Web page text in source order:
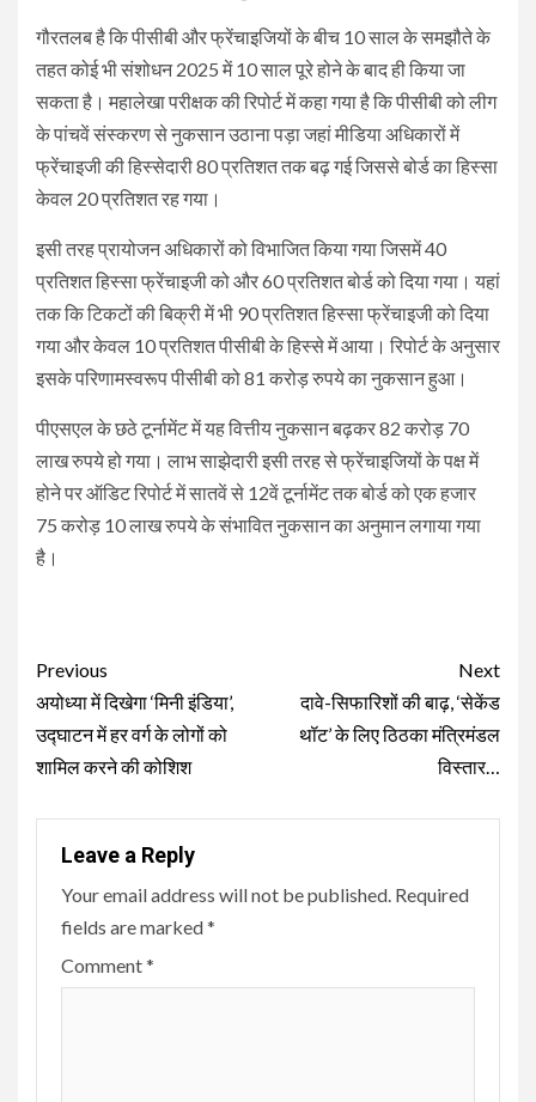
गौरतलब है कि पीसीबी और फ्रेंचाइजियों के बीच 10 साल के समझौते के
तहत कोई भी संशोधन 2025 में 10 साल पूरे होने के बाद ही किया जा
सकता है। महालेखा परीक्षक की रिपोर्ट में कहा गया है कि पीसीबी को लीग
के पांचवें संस्करण से नुकसान उठाना पड़ा जहां मीडिया अधिकारों में
फ्रेंचाइजी की हिस्सेदारी 80 प्रतिशत तक बढ़ गई जिससे बोर्ड का हिस्सा
केवल 20 प्रतिशत रह गया।
इसी तरह प्रायोजन अधिकारों को विभाजित किया गया जिसमें 40
प्रतिशत हिस्सा फ्रेंचाइजी को और 60 प्रतिशत बोर्ड को दिया गया। यहां
तक कि टिकटों की बिक्री में भी 90 प्रतिशत हिस्सा फ्रेंचाइजी को दिया
गया और केवल 10 प्रतिशत पीसीबी के हिस्से में आया। रिपोर्ट के अनुसार
इसके परिणामस्वरूप पीसीबी को 81 करोड़ रुपये का नुकसान हुआ।
पीएसएल के छठे टूर्नामेंट में यह वित्तीय नुकसान बढ़कर 82 करोड़ 70
लाख रुपये हो गया। लाभ साझेदारी इसी तरह से फ्रेंचाइजियों के पक्ष में
होने पर ऑडिट रिपोर्ट में सातवें से 12वें टूर्नामेंट तक बोर्ड को एक हजार
75 करोड़ 10 लाख रुपये के संभावित नुकसान का अनुमान लगाया गया
है।
Continue
Reading
Previous
अयोध्या में दिखेगा ‘मिनी इंडिया’,
उद्घाटन में हर वर्ग के लोगों को
शामिल करने की कोशिश
Next
दावे-सिफारिशों की बाढ़, ‘सेकेंड
थॉट’ के लिए ठिठका मंत्रिमंडल
विस्तार…
Leave a Reply
Your email address will not be published. Required
fields are marked*
Comment*